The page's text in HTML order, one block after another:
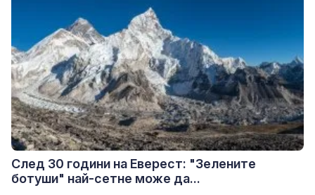
След 30 години на Еверест: "Зелените
ботуши" най-сетне може да...